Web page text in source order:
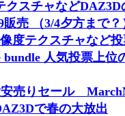
クスチャなど
販売 （3/4夕方まで？
度テクスチャなど
bundle 人気投票上
売りセール
で春の大放出